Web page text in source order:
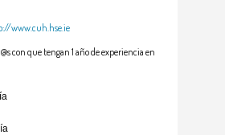
www.cuh.hse.ie
con que tengan 1 año de experiencia en